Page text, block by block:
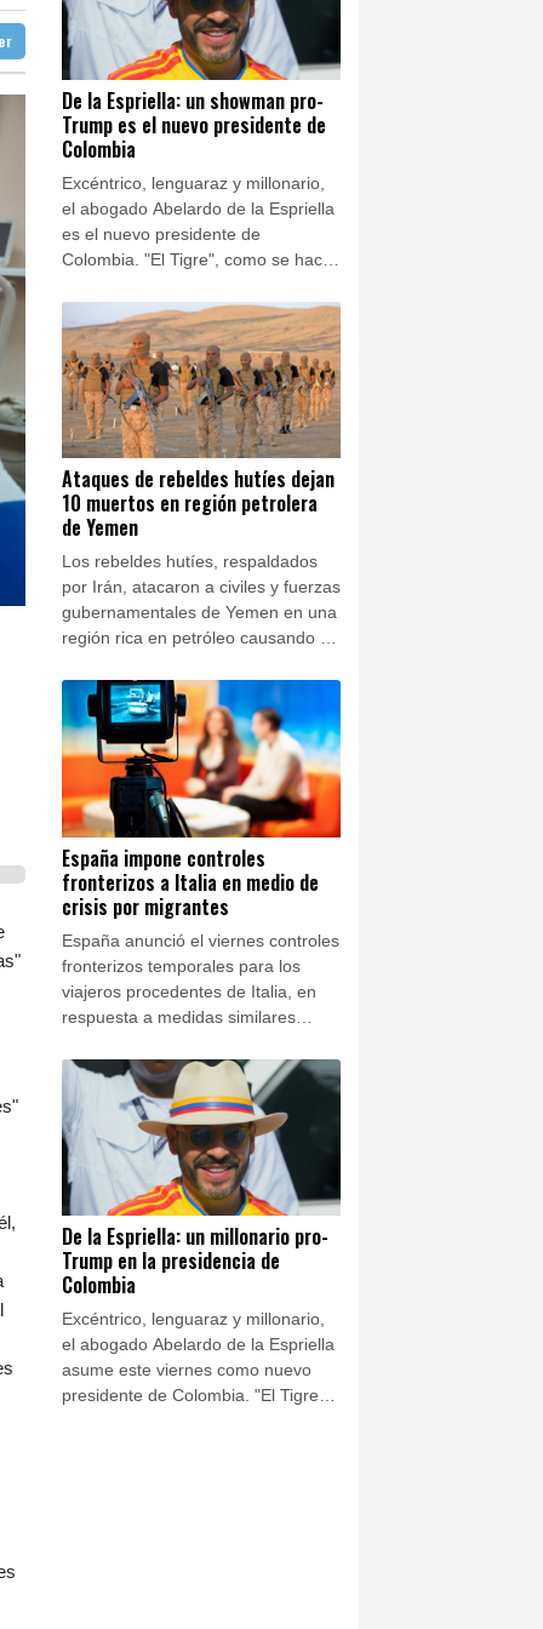
32 °C
28 °C
Buenos Aires
7 °C
12 °C
Yemen
migrantes
De la Espriella: un showman pro-
Trump es el nuevo presidente de
Colombia
Excéntrico, lenguaraz y millonario,
el abogado Abelardo de la Espriella
es el nuevo presidente de
Colombia. "El Tigre", como se hace
poder y promete derrotar al
poderoso narco de la mano de
Trump.
Ataques de rebeldes hutíes dejan
10 muertos en región petrolera
de Yemen
Los rebeldes hutíes, respaldados
por Irán, atacaron a civiles y fuerzas
gubernamentales de Yemen en una
región rica en petróleo causando al
según un ministro y una fuente
militar.
España impone controles
fronterizos a Italia en medio de
crisis por migrantes
España anunció el viernes controles
fronterizos temporales para los
viajeros procedentes de Italia, en
respuesta a medidas similares
masiva de migrantes a Ceuta a
finales de julio.
De la Espriella: un millonario pro-
Trump en la presidencia de
Colombia
Excéntrico, lenguaraz y millonario,
el abogado Abelardo de la Espriella
asume este viernes como nuevo
presidente de Colombia. "El Tigre",